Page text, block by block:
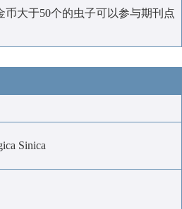
币大于50个的虫子可以参与期刊点
Sinica